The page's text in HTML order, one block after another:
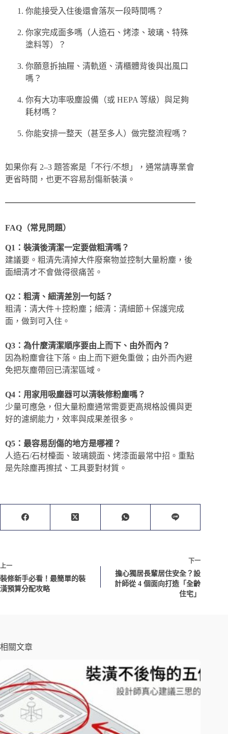
你能接受入住後還會落灰一段時間嗎？
你家完成面多嗎（人造石、烤漆、玻璃、特殊
塗料等）？
你願意拆抽屜、清軌道、清櫃體背後與出風口
嗎？
你有大功率吸塵設備（或 HEPA 等級）與足夠
耗材嗎？
你能安排一整天（甚至多人）做完整流程嗎？
如果你有 2–3 題答案是「不行/不想」，通常請專業會
更省時間，也更不容易刮傷新裝潢。
FAQ（常見問題）
Q1：裝潢後清潔一定要做粗清嗎？
建議要。粗清先清掉大件廢棄物並控制大量粉塵，後
面細清才不會做得很痛苦。
Q2：粗清、細清差別一句話？
粗清：清大件＋控粉塵；細清：清細節＋保護完成
面，做到可入住。
Q3：為什麼清潔順序要由上而下、由外而內？
因為粉塵會往下落。由上而下避免重做；由外而內避
免把灰塵帶回已清潔區域。
Q4：用家用吸塵器可以清裝修粉塵嗎？
少量可應急，但大量粉塵通常需要更高規格設備與更
好的濾網能力，效率與成果差很多。
Q5：最容易刮傷的地方是哪裡？
人造石/石材檯面、玻璃鏡面、烤漆面最常中招。重點
是先除塵再擦拭、工具要對材質。
上一
裝修新手必看！最簡單的裝
潢預算分配攻略
下一
擔心獨居長輩居住安全？設
計師從 4 個面向打造「全齡
住宅」
相關文章